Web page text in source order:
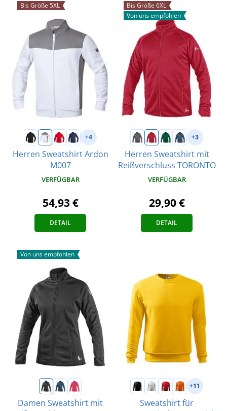
Bis Größe 5XL
+4
Herren Sweatshirt Ardon
M007
VERFÜGBAR
54,93 €
DETAIL
Bis Größe 6XL
Von uns empfohlen
+3
Herren Sweatshirt mit
Reißverschluss TORONTO
VERFÜGBAR
29,90 €
DETAIL
Von uns empfohlen
Damen Sweatshirt mit
+11
Sweatshirt für